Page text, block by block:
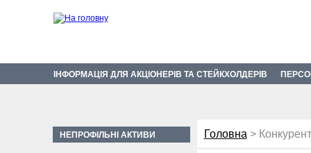
ІНФОРМАЦІЯ ДЛЯ АКЦІОНЕРІВ ТА СТЕЙКХОЛДЕРІВ
НЕПРОФІЛЬНІ АКТИВИ Головна >